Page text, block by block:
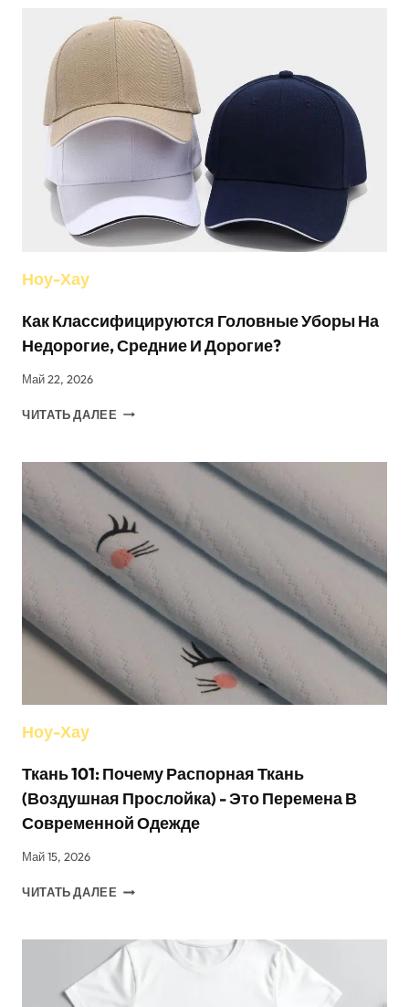
ОСНОВНЫЕ
РАЗЛИЧИЯ
В
ТКАНЯХ
Ноу-Хау
Как Классифицируются Головные Уборы На
Недорогие, Средние И Дорогие?
Май 22, 2026
ЧИТАТЬ ДАЛЕЕ КАК
УБОРЫ
НА
НЕДОРОГИЕ,
СРЕДНИЕ
И
ДОРОГИЕ?
Ноу-Хау
Ткань 101: Почему Распорная Ткань
(воздушная Прослойка) - Это Перемена В
Современной Одежде
Май 15, 2026
ЧИТАТЬ ДАЛЕЕ ТКАНЬ
РАСПОРНАЯ
ТКАНЬ
(ВОЗДУШНАЯ
ПРОСЛОЙКА)